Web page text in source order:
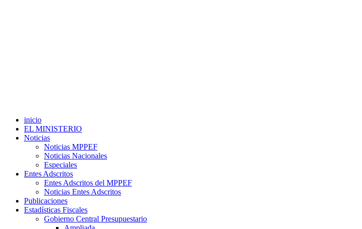
inicio
EL MINISTERIO
Noticias
Noticias MPPEF
Noticias Nacionales
Especiales
Entes Adscritos
Entes Adscritos del MPPEF
Noticias Entes Adscritos
Publicaciones
Estadísticas Fiscales
Gobierno Central Presupuestario